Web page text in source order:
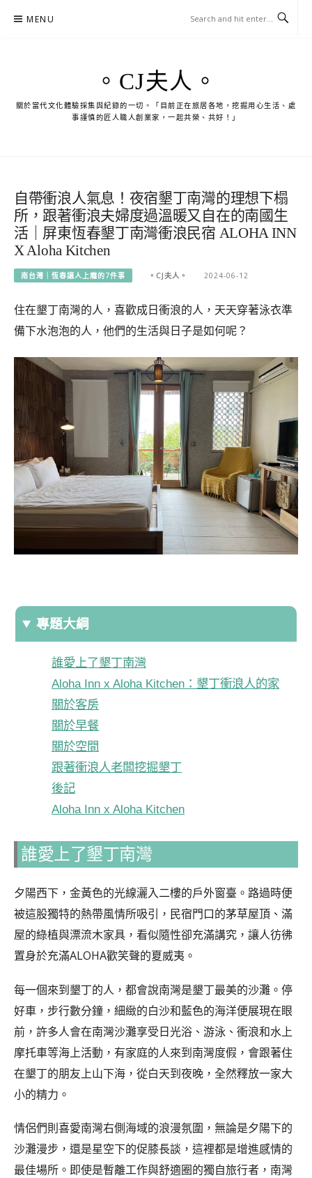
MENU
。CJ夫人。
關於當代文化體驗採集與紀錄的一切。「目前正在旅居各地，挖掘用心生活、處
事謹慎的匠人職人創業家，一起共榮、共好！」
自帶衝浪人氣息！夜宿墾丁南灣的理想下榻
所，跟著衝浪夫婦度過溫暖又自在的南國生
活｜屏東恆春墾丁南灣衝浪民宿 ALOHA INN
X Aloha Kitchen
南台灣｜恆春讓人上癮的7件事 。CJ夫人。 2024-06-12
住在墾丁南灣的人，喜歡成日衝浪的人，天天穿著泳衣準
備下水泡泡的人，他們的生活與日子是如何呢？
專題大綱
誰愛上了墾丁南灣
Aloha Inn x Aloha Kitchen：墾丁衝浪人的家
關於客房
關於早餐
關於空間
跟著衝浪人老闆挖掘墾丁
後記
Aloha Inn x Aloha Kitchen
誰愛上了墾丁南灣
夕陽西下，金黃色的光線灑入二樓的戶外窗臺。路過時便
被這股獨特的熱帶風情所吸引，民宿門口的茅草屋頂、滿
屋的綠植與漂流木家具，看似隨性卻充滿講究，讓人彷彿
置身於充滿ALOHA歡笑聲的夏威夷。
每一個來到墾丁的人，都會說南灣是墾丁最美的沙灘。停
好車，步行數分鐘，細緻的白沙和藍色的海洋便展現在眼
前，許多人會在南灣沙灘享受日光浴、游泳、衝浪和水上
摩托車等海上活動，有家庭的人來到南灣度假，會跟著住
在墾丁的朋友上山下海，從白天到夜晚，全然釋放一家大
小的精力。
情侶們則喜愛南灣右側海域的浪漫氛圍，無論是夕陽下的
沙灘漫步，還是星空下的促膝長談，這裡都是增進感情的
最佳場所。即使是暫離工作與舒適圈的獨自旅行者，南灣